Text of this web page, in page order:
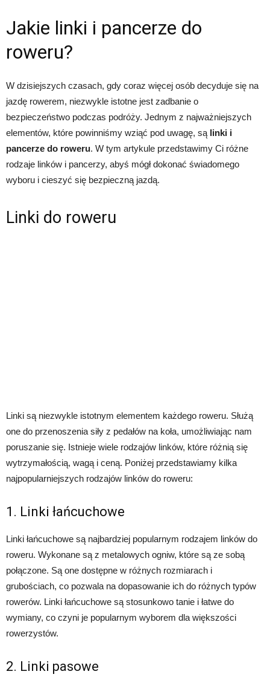
Jakie linki i pancerze do
roweru?
W dzisiejszych czasach, gdy coraz więcej osób decyduje się na
jazdę rowerem, niezwykle istotne jest zadbanie o
bezpieczeństwo podczas podróży. Jednym z najważniejszych
elementów, które powinniśmy wziąć pod uwagę, są linki i
pancerze do roweru. W tym artykule przedstawimy Ci różne
rodzaje linków i pancerzy, abyś mógł dokonać świadomego
wyboru i cieszyć się bezpieczną jazdą.
Linki do roweru
Linki są niezwykle istotnym elementem każdego roweru. Służą
one do przenoszenia siły z pedałów na koła, umożliwiając nam
poruszanie się. Istnieje wiele rodzajów linków, które różnią się
wytrzymałością, wagą i ceną. Poniżej przedstawiamy kilka
najpopularniejszych rodzajów linków do roweru:
1. Linki łańcuchowe
Linki łańcuchowe są najbardziej popularnym rodzajem linków do
roweru. Wykonane są z metalowych ogniw, które są ze sobą
połączone. Są one dostępne w różnych rozmiarach i
grubościach, co pozwala na dopasowanie ich do różnych typów
rowerów. Linki łańcuchowe są stosunkowo tanie i łatwe do
wymiany, co czyni je popularnym wyborem dla większości
rowerzystów.
2. Linki pasowe